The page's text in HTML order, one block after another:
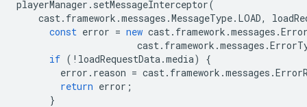
playerManager . setMessageInterceptor(
cast. framework .messages .MessageType. LOAD,
const error = new cast. framework .messages .
cast. framework .messages .
if ( ! loadRequestData.media)
{
error . reason = cast. framework .messages .
return error ;
}